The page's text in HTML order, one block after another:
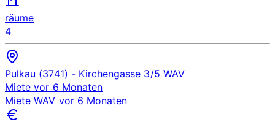
räume
4
Pulkau (3741) - Kirchengasse 3/5 WAV
Miete vor 6 Monaten
Miete WAV vor 6 Monaten